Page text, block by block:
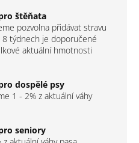
štěňata
pozvolna přidávat stravu
8 týdnech je doporučené
aktuální hmotnosti
dospělé psy
1 - 2% z aktuální váhy
seniory